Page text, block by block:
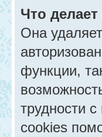
Что
Она
функции,
трудности
cookies